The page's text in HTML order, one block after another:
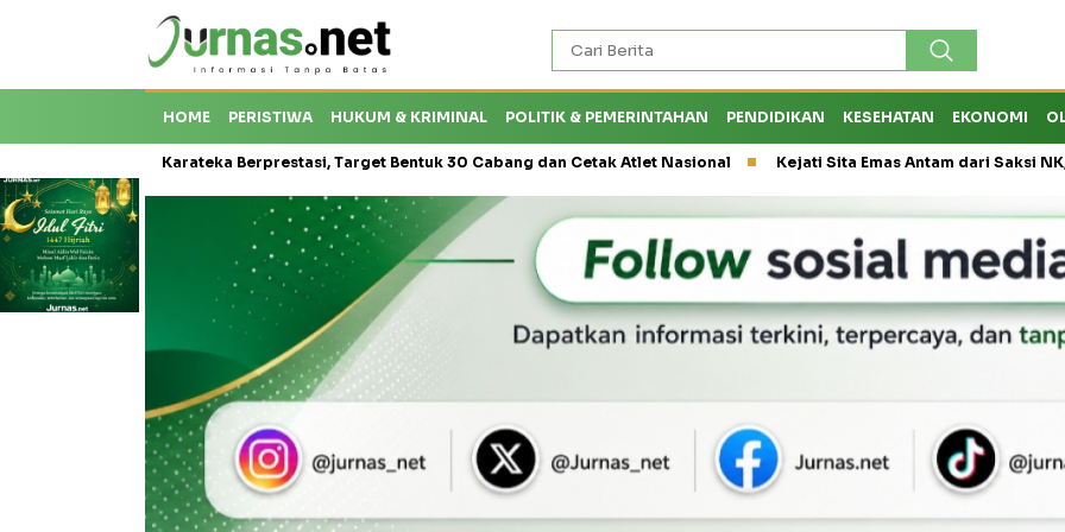
HOME PERISTIWA HUKUM & KRIMINAL POLITIK & PEMERINTAHAN PENDIDIKAN KESEHATAN EKONOMI
Karateka Berprestasi, Target Bentuk 30 Cabang dan Cetak Atlet Nasional Kejati Sita Emas Antam dari Saksi NK, Peran Eks